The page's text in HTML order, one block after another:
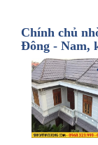
Chính chủ
Đông - Nam,
Dương